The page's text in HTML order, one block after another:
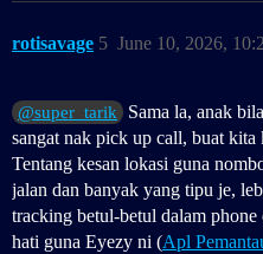
rotisavage June 10, 2026,
5
@super_tarik
Sama la, anak
sangat nak pick up call, buat kita
Tentang kesan lokasi guna
jalan dan banyak yang tipu je,
tracking betul-betul dalam
hati guna Eyezy ni (Apl